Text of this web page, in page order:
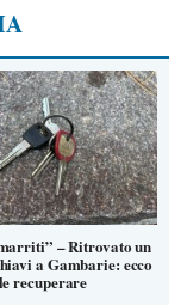
– Ritrovato un
a Gambarie: ecco
recuperare